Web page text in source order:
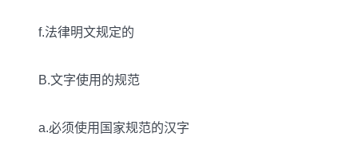
f.法律明文规定的
B.文字使用的规范
a.必须使用国家规范的汉字